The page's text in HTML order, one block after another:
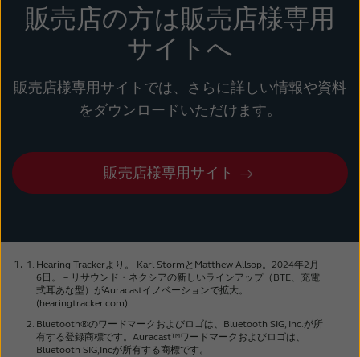
労力でデータを送信するためにデータを圧縮し
ます。 以前は、これらのコーデックは補聴器
特有の要件に最適化されておらず、その結果、
補聴器メーカーは独自のプロトコルを開発し、
追加してきました。
フォンのオペレーティングシステム、
Bluetoothプロトコル間の一貫した互換性が保
証されず、異なるメーカー間で接続の問題が繰
さらに、LC3はBluetooth LE Audioを使用する
すべての製品の音声送信用の新しい規格コーデ
ックです。 これにより、将来的に互換性の制
限が大幅に少なくなります。
ることができます。
オーラキャストは、公共の場での音声ストリー
す。
たいAuracastのストリームを選択し、補聴器
またはAuracast対応機器は、Wi-Fiのホットス
ポットを選択するのと同じように信号を受信し
ンをクリックするか、QRコードをスキャンす
ることによっても可能です。 Auracastストリ
ーマーの設置は費用対効果が高く、簡単に設置
できるので、補聴器装用者は複数の場所で高品
質の信号を得ることができます。
販売店の方は販売店様専用
サイトへ
販売店様専用サイトでは、さらに詳しい情報や資料
をダウンロードいただけます。
販売店様専用サイト
Hearing Trackerより。 Karl StormとMatthew Allsop。2024年2月
6日。－リサウンド・ネクシアの新しいラインアップ（BTE、充電
式耳あな型）がAuracastイノベーションで拡大。
(hearingtracker.com)
Bluetooth®のワードマークおよびロゴは、Bluetooth SIG, Inc.が所
有する登録商標です。Auracast™ワードマークおよびロゴは、
Bluetooth SIG,Incが所有する商標です。